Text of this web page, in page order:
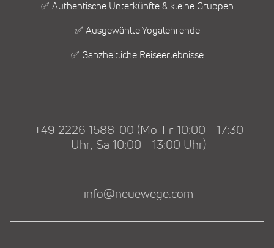
✅ Authentische Unterkünfte & kleine Gruppen
✅ Ausgewählte Yogalehrende
✅ Ganzheitliche Reiseerlebnisse
+49 2226 1588-00 (Mo-Fr 10:00 - 17:30
Uhr, Sa 10:00 - 13:00 Uhr)
info@neuewege.com